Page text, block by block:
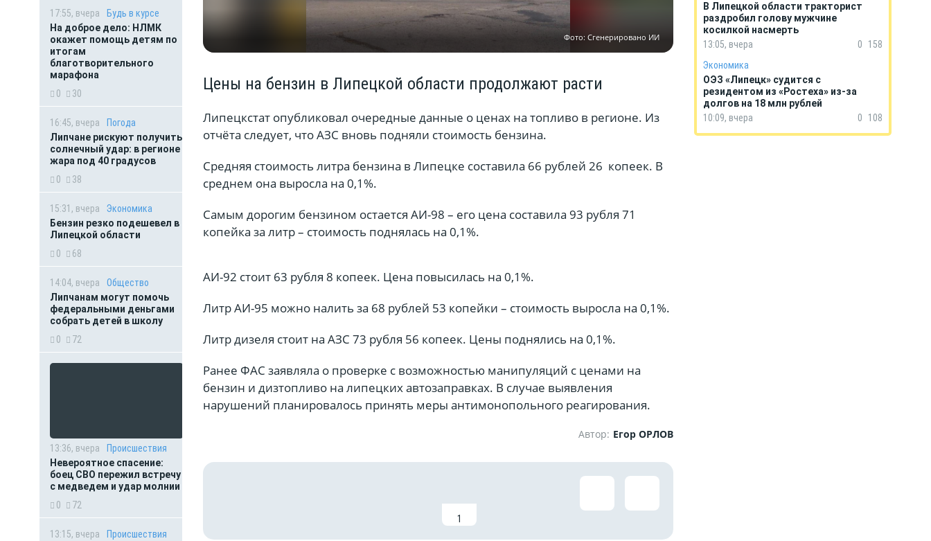
17:55, вчера
Будь в курсе
На доброе дело: НЛМК
окажет помощь детям по
итогам
благотворительного
марафона
0
30
16:45, вчера
Погода
Липчане рискуют получить
солнечный удар: в регионе
жара под 40 градусов
0
38
15:31, вчера
Экономика
Бензин резко подешевел в
Липецкой области
0
68
14:04, вчера
Общество
Липчанам могут помочь
федеральными деньгами
собрать детей в школу
0
72
13:36, вчера
Происшествия
Невероятное спасение:
боец СВО пережил встречу
с медведем и удар молнии
0
72
13:15, вчера
Происшествия
Фото: Сгенерировано ИИ
Цены на бензин в Липецкой области продолжают расти
Липецкстат опубликовал очередные данные о ценах на топливо в регионе. Из
отчёта следует, что АЗС вновь подняли стоимость бензина.
Средняя стоимость литра бензина в Липецке составила 66 рублей 26 копеек. В
среднем она выросла на 0,1%.
Самым дорогим бензином остается АИ-98 – его цена составила 93 рубля 71
копейка за литр – стоимость поднялась на 0,1%.
АИ-92 стоит 63 рубля 8 копеек. Цена повысилась на 0,1%.
Литр АИ-95 можно налить за 68 рублей 53 копейки – стоимость выросла на 0,1%.
Литр дизеля стоит на АЗС 73 рубля 56 копеек. Цены поднялись на 0,1%.
Ранее ФАС заявляла о проверке с возможностью манипуляций с ценами на
бензин и дизтопливо на липецких автозаправках. В случае выявления
нарушений планировалось принять меры антимонопольного реагирования.
Автор: Егор ОРЛОВ
1
В Липецкой области тракторист
раздробил голову мужчине
косилкой насмерть
13:05, вчера
0
158
Экономика
ОЭЗ «Липецк» судится с
резидентом из «Ростеха» из-за
долгов на 18 млн рублей
10:09, вчера
0 108